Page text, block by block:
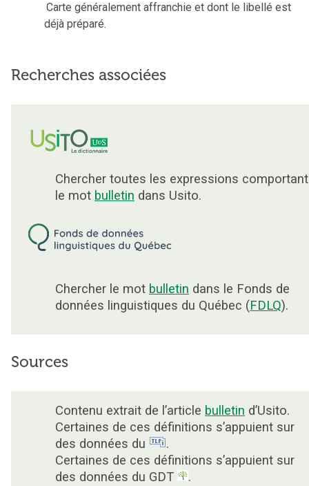
Carte généralement affranchie et dont le libellé est
déjà préparé.
Recherches associées
Chercher toutes les expressions comportant
le mot bulletin dans Usito.
Chercher le mot bulletin dans le Fonds de
données linguistiques du Québec (FDLQ).
Sources
Contenu extrait de l’article bulletin d’Usito.
Certaines de ces définitions s’appuient sur
des données du
.
Certaines de ces définitions s’appuient sur
des données du GDT
.